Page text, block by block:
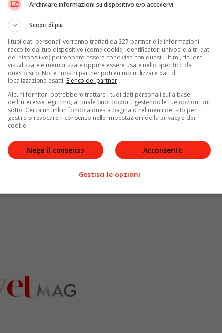
del Mes e abbiamo detto la nostra nelle sedi in cui
preparano i negoziati e in quelle sedi abbiamo detto
Parlamento, dove avremmo dovuto farlo?”.
Archiviare informazioni su dispositivo e/o accedervi
Scopri di più
I tuoi dati personali verranno trattati da 327 partner e le informazioni
raccolte dal tuo dispositivo (come cookie, identificatori univoci e altri dati
del dispositivo) potrebbero essere condivise con questi ultimi, da loro
visualizzate e memorizzate oppure essere usate nello specifico da
questo sito. Noi e i nostri partner potremmo utilizzare dati di
localizzazione esatti. Elenco dei partner.
Alcuni fornitori potrebbero trattare i tuoi dati personali sulla base
dell'interesse legittimo, al quale puoi opporti gestendo le tue opzioni qui
sotto. Cerca un link in fondo a questa pagina o nel menu del sito per
gestire o revocare il consenso nelle impostazioni della privacy e dei
cookie.
Acconsento
Nega il consenso
Gestisci le opzioni